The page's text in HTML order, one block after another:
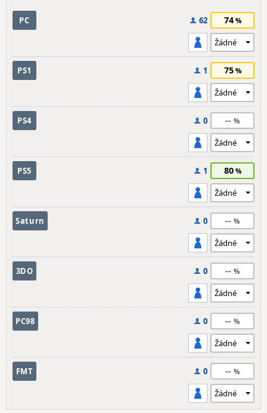
PC 62 74
PS1 1 75
PS4 0 --
PS5 1 80
Saturn 0 --
3DO 0 --
PC98 0 --
FMT 0 --